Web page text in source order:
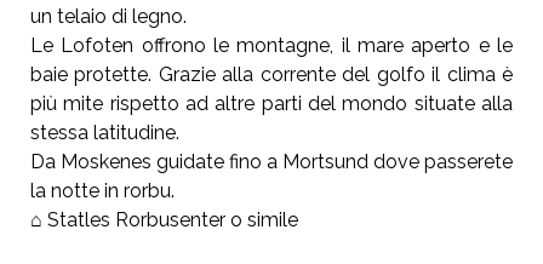
un telaio di legno.
Le Lofoten offrono le montagne, il mare aperto e le
baie protette. Grazie alla corrente del golfo il clima è
più mite rispetto ad altre parti del mondo situate alla
stessa latitudine.
Da Moskenes guidate fino a Mortsund dove passerete
la notte in rorbu.
⌂ Statles Rorbusenter o simile